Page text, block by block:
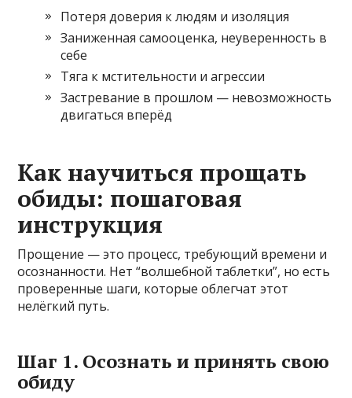
Потеря доверия к людям и изоляция
Заниженная самооценка, неуверенность в
себе
Тяга к мстительности и агрессии
Застревание в прошлом — невозможность
двигаться вперёд
Как научиться прощать
обиды: пошаговая
инструкция
Прощение — это процесс, требующий времени и
осознанности. Нет “волшебной таблетки”, но есть
проверенные шаги, которые облегчат этот
нелёгкий путь.
Шаг 1. Осознать и принять свою
обиду